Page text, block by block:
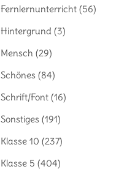
Fernlernunterricht (56)
Hintergrund (3)
Mensch (29)
Schönes (84)
Schrift/Font (16)
Sonstiges (191)
Klasse 10 (237)
Klasse 5 (404)